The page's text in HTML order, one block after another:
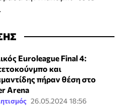
Euroleague Final 4:
και
πήραν θέση στο
Arena
26.05.2024 18:56